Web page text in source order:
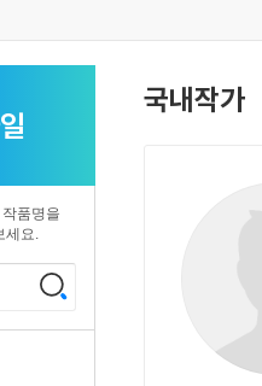
품명을
세요.
국내작가